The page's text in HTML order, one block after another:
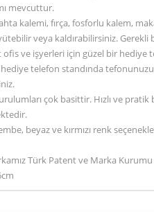
mevcuttur.
kalemi, fırça, fosforlu kalem,
veya kaldırabilirsiniz.
ofis ve işyerleri için güzel bir hediye
telefon standında tefonunuzu
çok basittir. Hızlı ve
beyaz ve kırmızı renk
Türk Patent ve Marka